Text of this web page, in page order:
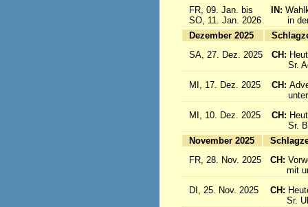
FR, 09. Jan. bis
SO, 11. Jan. 2026
IN:
in der
Dezember 2025
SA, 27. Dez. 2025
CH:
Sr.
MI, 17. Dez. 2025
CH:
unter
MI, 10. Dez. 2025
CH:
Sr.
November 2025
FR, 28. Nov. 2025
CH:
mit
DI, 25. Nov. 2025
CH:
Sr.